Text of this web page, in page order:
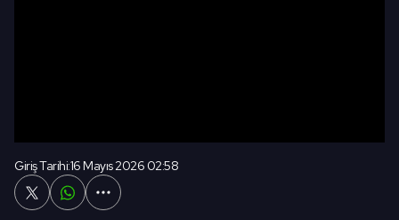
Giriş Tarihi:16 Mayıs 2026 02:58